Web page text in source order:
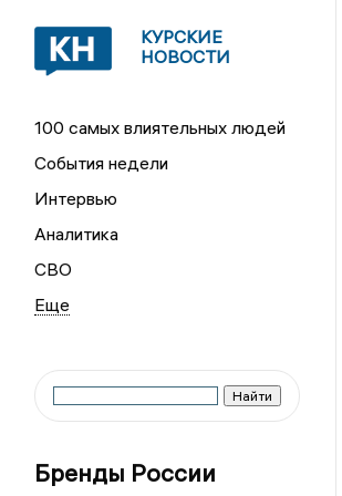
КУРСКИЕ
НОВОСТИ
100 самых влиятельных людей
События недели
Интервью
Аналитика
СВО
Бренды России